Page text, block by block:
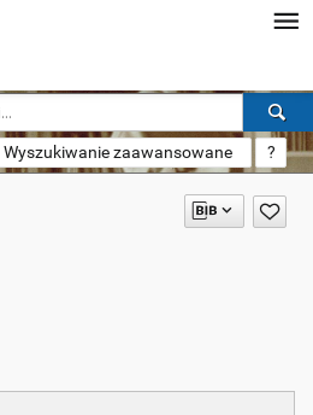
Wyszukiwanie zaawansowane ?